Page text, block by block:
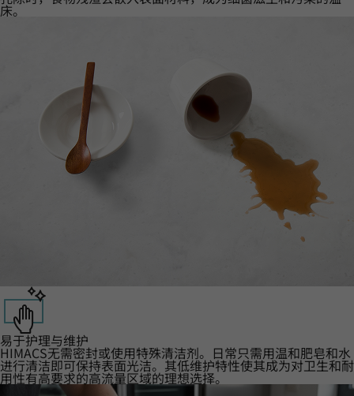
床。
易于护理与维护
HIMACS无需密封或使用特殊清洁剂。日常只需用温和肥皂和水
进行清洁即可保持表面光洁。其低维护特性使其成为对卫生和耐
用性有高要求的高流量区域的理想选择。